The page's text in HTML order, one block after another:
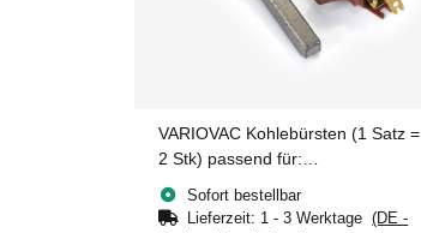
VARIOVAC Kohlebürsten (1 Satz =
2 Stk) passend für:
HV450D,HV495D,C160, C180,
P160, P180, P180VIP,Q15, Q15VIP,
Sofort bestellbar
Lieferzeit: 1 - 3 Werktage(DE -